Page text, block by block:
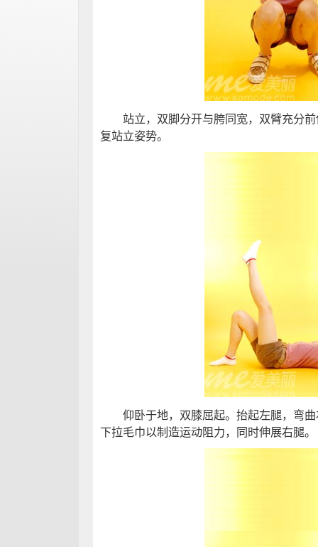
站立，双脚分开与胯同宽，双臂充分前
复站立姿势。
仰卧于地，双膝屈起。抬起左腿，弯曲
下拉毛巾以制造运动阻力，同时伸展右腿。